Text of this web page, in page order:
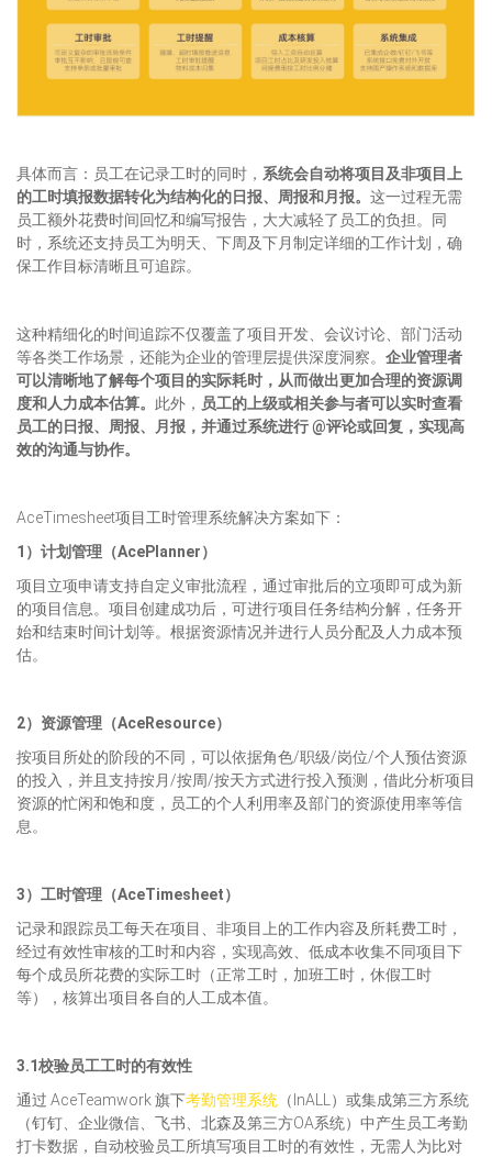
具体而言：员工在记录工时的同时， 系统会自动将项目及非项目上
的工时填报数据转化为结构化的日报、周报和月报。 这一过程无需
员工额外花费时间回忆和编写报告，大大减轻了员工的负担。同
时，系统还支持员工为明天、下周及下月制定详细的工作计划，确
保工作目标清晰且可追踪。
这种精细化的时间追踪不仅覆盖了项目开发、会议讨论、部门活动
等各类工作场景，还能为企业的管理层提供深度洞察。 企业管理者
可以清晰地了解每个项目的实际耗时，从而做出更加合理的资源调
度和人力成本估算。 此外， 员工的上级或相关参与者可以实时查看
员工的日报、周报、月报，并通过系统进行 @评论或回复，实现高
效的沟通与协作。
AceTimesheet项目工时管理系统解决方案如下：
1）计划管理（AcePlanner）
项目立项申请支持自定义审批流程，通过审批后的立项即可成为新
的项目信息。项目创建成功后，可进行项目任务结构分解，任务开
始和结束时间计划等。根据资源情况并进行人员分配及人力成本预
估。
2）资源管理（AceResource）
按项目所处的阶段的不同，可以依据角色/职级/岗位/个人预估资源
的投入，并且支持按月/按周/按天方式进行投入预测，借此分析项目
资源的忙闲和饱和度，员工的个人利用率及部门的资源使用率等信
息。
3）工时管理（AceTimesheet）
记录和跟踪员工每天在项目、非项目上的工作内容及所耗费工时，
经过有效性审核的工时和内容，实现高效、低成本收集不同项目下
每个成员所花费的实际工时（正常工时，加班工时，休假工时
等），核算出项目各自的人工成本值。
3.1校验员工工时的有效性
通过 AceTeamwork 旗下考勤管理系统 （InALL）或集成第三方系统
（钉钉、企业微信、飞书、北森及第三方OA系统）中产生员工考勤
打卡数据，自动校验员工所填写项目工时的有效性，无需人为比对